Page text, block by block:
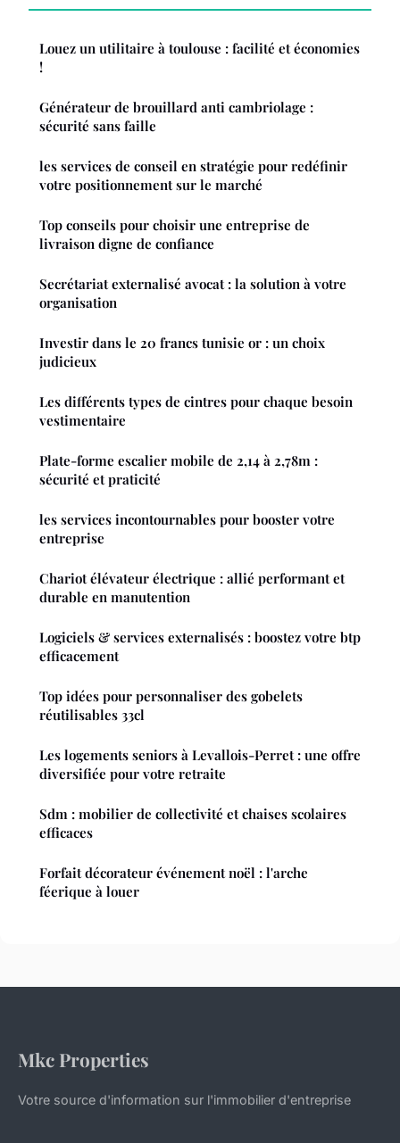
Louez un utilitaire à toulouse : facilité et économies
!
Générateur de brouillard anti cambriolage :
sécurité sans faille
les services de conseil en stratégie pour redéfinir
votre positionnement sur le marché
Top conseils pour choisir une entreprise de
livraison digne de confiance
Secrétariat externalisé avocat : la solution à votre
organisation
Investir dans le 20 francs tunisie or : un choix
judicieux
Les différents types de cintres pour chaque besoin
vestimentaire
Plate-forme escalier mobile de 2,14 à 2,78m :
sécurité et praticité
les services incontournables pour booster votre
entreprise
Chariot élévateur électrique : allié performant et
durable en manutention
Logiciels & services externalisés : boostez votre btp
efficacement
Top idées pour personnaliser des gobelets
réutilisables 33cl
Les logements seniors à Levallois-Perret : une offre
diversifiée pour votre retraite
Sdm : mobilier de collectivité et chaises scolaires
efficaces
Forfait décorateur événement noël : l'arche
féerique à louer
Mkc Properties
Votre source d'information sur l'immobilier d'entreprise